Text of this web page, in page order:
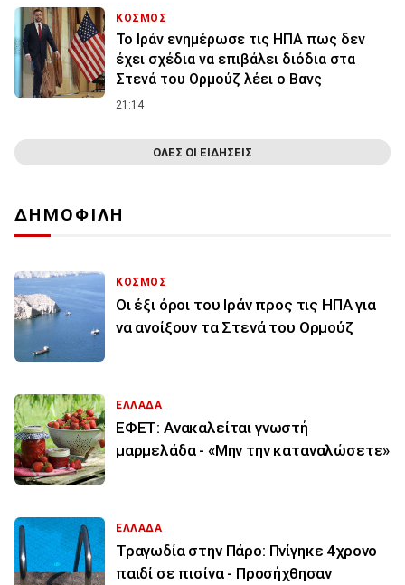
ΚΟΣΜΟΣ
To Ιράν ενημέρωσε τις ΗΠΑ πως δεν
έχει σχέδια να επιβάλει διόδια στα
Στενά του Ορμούζ λέει ο Βανς
21:14
ΟΛΕΣ ΟΙ ΕΙΔΗΣΕΙΣ
ΔΗΜΟΦΙΛΗ
ΚΟΣΜΟΣ
Οι έξι όροι του Ιράν προς τις ΗΠΑ για
να ανοίξουν τα Στενά του Ορμούζ
ΕΛΛΑΔΑ
ΕΦΕΤ: Ανακαλείται γνωστή
μαρμελάδα - «Μην την καταναλώσετε»
ΕΛΛΑΔΑ
Τραγωδία στην Πάρο: Πνίγηκε 4χρονο
παιδί σε πισίνα - Προσήχθησαν